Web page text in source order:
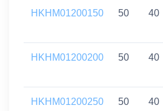
HKHM01200150 50 40
HKHM01200200 50 40
HKHM01200250 50 40